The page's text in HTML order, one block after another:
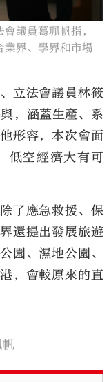
議員葛珮帆指，
業界、學界和市場
立法會議員林筱
，涵蓋生產、系
形容，本次會面
低空經濟大有可
了應急救援、保
還提出發展旅遊
園、濕地公園、
，會較原來的直